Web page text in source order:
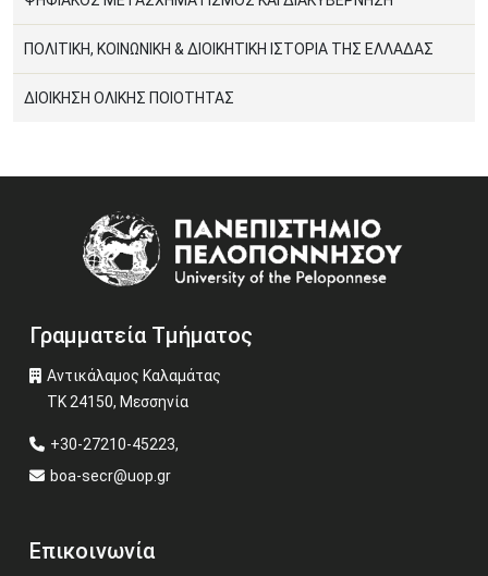
ΠΟΛΙΤΙΚΗ, ΚΟΙΝΩΝΙΚΗ & ΔΙΟΙΚΗΤΙΚΗ ΙΣΤΟΡΙΑ ΤΗΣ ΕΛΛΑΔΑΣ
ΔΙΟΙΚΗΣΗ ΟΛΙΚΗΣ ΠΟΙΟΤΗΤΑΣ
Γραμματεία Τμήματος
Αντικάλαμος Καλαμάτας
ΤΚ 24150, Μεσσηνία
+30-27210-45223,
boa-secr@uop.gr
Επικοινωνία